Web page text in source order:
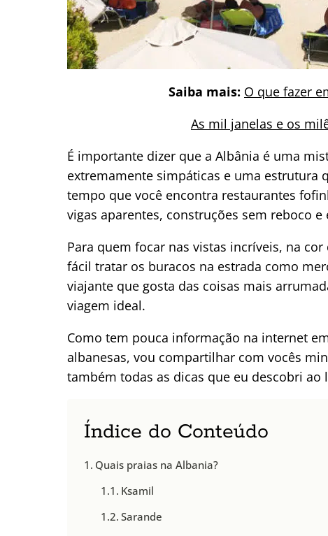
Saiba mais: O que fazer
As mil janelas e os
É importante dizer que a Albânia é uma
extremamente simpáticas e uma estrutura
tempo que você encontra restaurantes
vigas aparentes, construções sem reboco
Para quem focar nas vistas incríveis, na
fácil tratar os buracos na estrada como
viajante que gosta das coisas mais
viagem ideal.
Como tem pouca informação na internet
albanesas, vou compartilhar com vocês
também todas as dicas que eu descobri ao
Índice do Conteúdo
Quais praias na Albania?
Ksamil
Sarande